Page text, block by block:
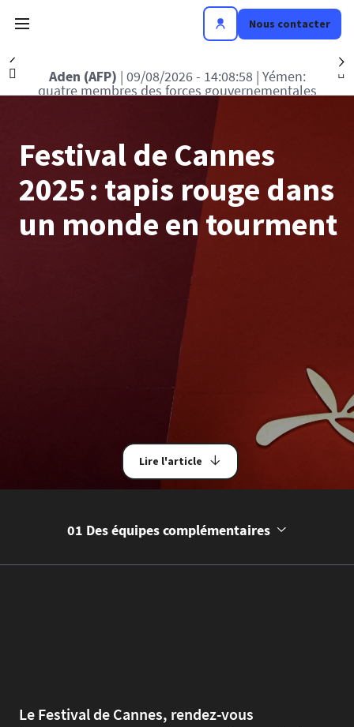
Nous contacter
Jérusalem (AFP)| 09/08/2026 - 13:25:38| Israël
"rejette" le plan américain pour Gaza accepté par
le Hamas (Netanyahu)
Festival de Cannes
2025 : tapis rouge dans
un monde en tourment
Lire l'article
01 Des équipes complémentaires
Le Festival de Cannes, rendez-vous